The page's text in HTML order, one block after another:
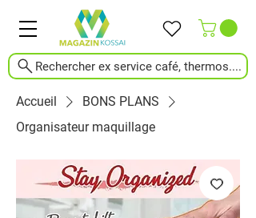
Rechercher ex service café, thermos....
Accueil
BONS PLANS
Organisateur maquillage